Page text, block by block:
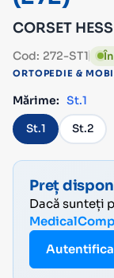
CORSET
Cod: 272-ST1
ORTOPEDIE &
Mărime: St.1
St.1 St.2
Preț
Dacă sunteți